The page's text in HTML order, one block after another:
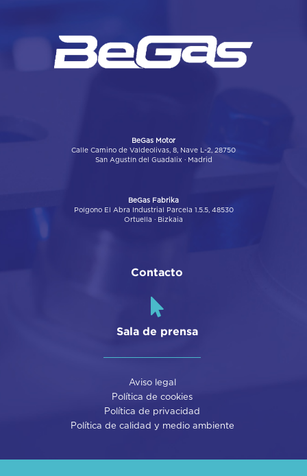
BeGas Motor
Calle Camino de Valdeolivas, 8, Nave L-2, 28750
San Agustín del Guadalix · Madrid
BeGas Fabrika
Poígono El Abra Industrial Parcela 1.5.5, 48530
Ortuella · Bizkaia
Contacto
Sala de prensa
Aviso legal
Política de cookies
Política de privacidad
Política de calidad y medio ambiente